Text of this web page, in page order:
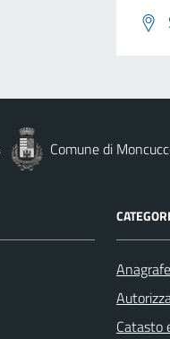
Comune di
Catasto